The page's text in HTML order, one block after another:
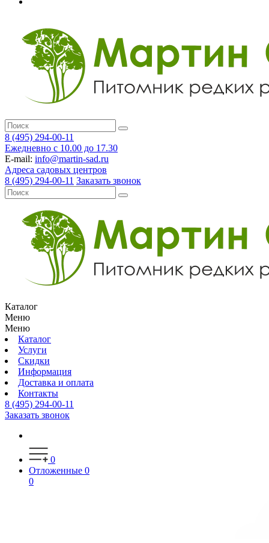
8 (495) 294-00-11
Ежедневно с 10.00 до 17.30
E-mail: info@martin-sad.ru
Адреса садовых центров
8 (495) 294-00-11 Заказать звонок
Каталог
Меню
Меню
Каталог
Услуги
Скидки
Информация
Доставка и оплата
Контакты
8 (495) 294-00-11
Заказать звонок
0
Отложенные 0
0